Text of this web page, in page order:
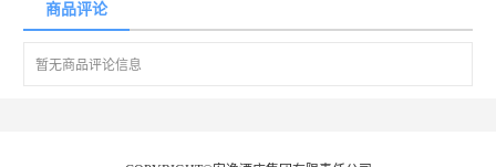
商品评论
暂无商品评论信息